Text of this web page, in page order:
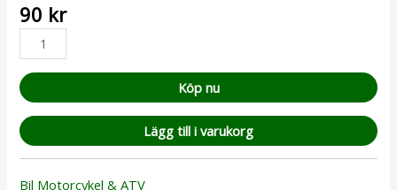
5.00
av 5
baserat på
kundrecension
90 kr
Köp nu
Lägg till i varukorg
Bil Motorcykel & ATV